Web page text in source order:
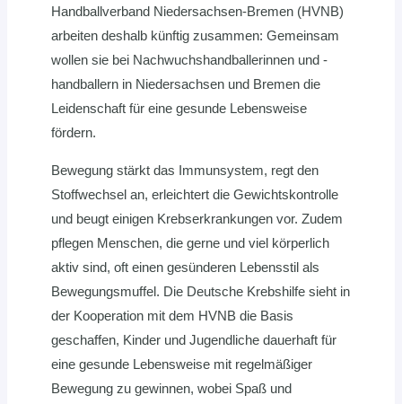
Handballverband Niedersachsen-Bremen (HVNB)
arbeiten deshalb künftig zusammen: Gemeinsam
wollen sie bei Nachwuchshandballerinnen und -
handballern in Niedersachsen und Bremen die
Leidenschaft für eine gesunde Lebensweise
fördern.
Bewegung stärkt das Immunsystem, regt den
Stoffwechsel an, erleichtert die Gewichtskontrolle
und beugt einigen Krebserkrankungen vor. Zudem
pflegen Menschen, die gerne und viel körperlich
aktiv sind, oft einen gesünderen Lebensstil als
Bewegungsmuffel. Die Deutsche Krebshilfe sieht in
der Kooperation mit dem HVNB die Basis
geschaffen, Kinder und Jugendliche dauerhaft für
eine gesunde Lebensweise mit regelmäßiger
Bewegung zu gewinnen, wobei Spaß und